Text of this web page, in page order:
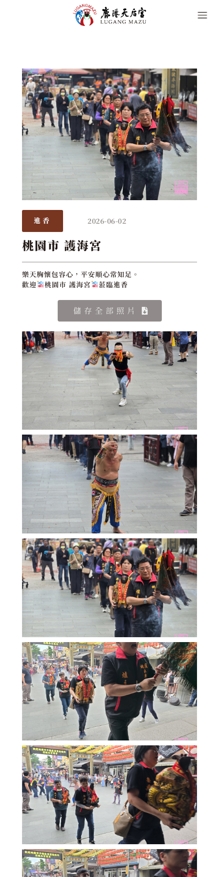
進香 2026-06-02
桃園市 護海宮
樂天胸懷包容心，平安順心常知足。
歡迎
桃園市 護海宮 蒞臨進香
儲存全部照片